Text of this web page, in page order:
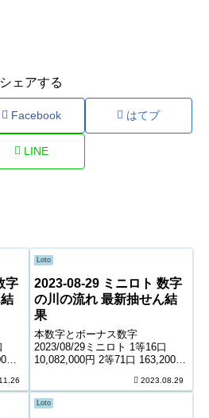
シェアする
Facebook はてブ
LINE
字
円
的
Loto
2023-08-29 ミニロト 数字
の川の流れ 最新抽せん結
果
本数字とボーナス数字
2023/08/29ミニロト 1等16口
10,082,000円 2等71口 163,200円
口 1,100円 ＊抽せんの結果は最
終的に発売元の発表のものと照
合して下...
2023.08.29
Loto